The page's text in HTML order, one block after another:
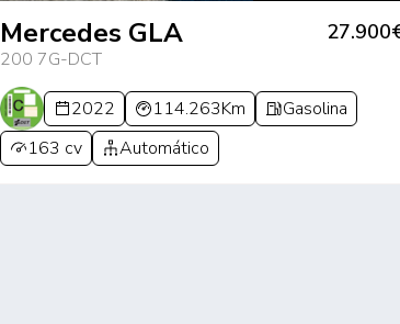
Mercedes GLA
200 7G-DCT
2022 114.263Km
Gasolina
163 cv
Automático